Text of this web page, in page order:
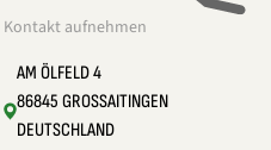
Kontakt aufnehmen
AM ÖLFELD 4
86845 GROSSAITINGEN
DEUTSCHLAND